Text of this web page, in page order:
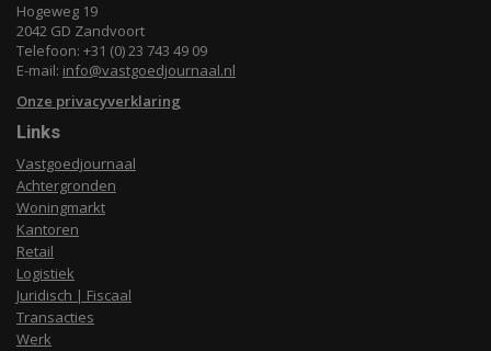
Hogeweg 19
2042 GD Zandvoort
Telefoon: +31 (0) 23 743 49 09
E-mail: info@vastgoedjournaal.nl
Onze privacyverklaring
Links
Vastgoedjournaal
Achtergronden
Woningmarkt
Kantoren
Retail
Logistiek
Juridisch | Fiscaal
Transacties
Werk